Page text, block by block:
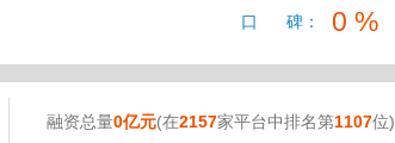
口 碑：
0 %
融资总量0亿元(在2157家平台中排名第1107位)